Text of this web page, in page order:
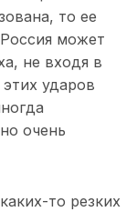
то ее
может
не входя в
ударов
очень
то резких